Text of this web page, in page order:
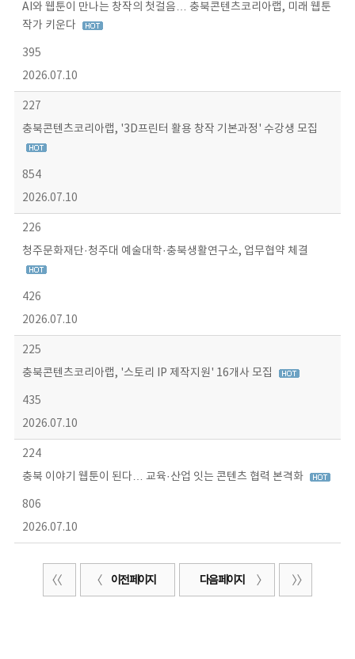
AI와 웹툰이 만나는 창작의 첫걸음… 충북콘텐츠코리아랩, 미래 웹툰
작가 키운다
395
2026.07.10
227
충북콘텐츠코리아랩, '3D프린터 활용 창작 기본과정' 수강생 모집
854
2026.07.10
226
청주문화재단·청주대 예술대학·충북생활연구소, 업무협약 체결
426
2026.07.10
225
충북콘텐츠코리아랩, '스토리 IP 제작지원' 16개사 모집
435
2026.07.10
224
충북 이야기 웹툰이 된다… 교육·산업 잇는 콘텐츠 협력 본격화
806
2026.07.10
이전 페이지 다음 페이지